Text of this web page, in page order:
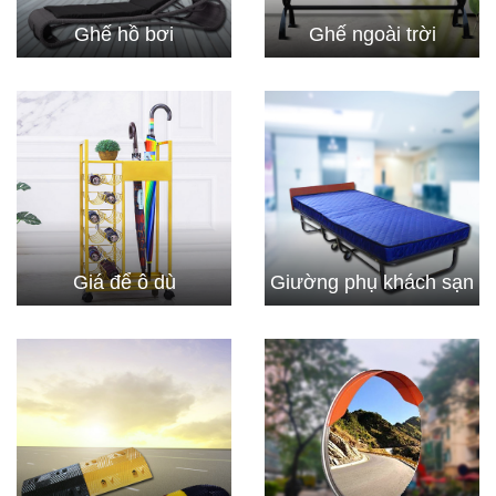
Ghế hồ bơi Ghế ngoài trời
Giá để ô dù Giường phụ khách sạn